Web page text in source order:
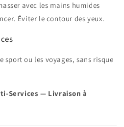
avec les mains humides
Éviter le contour des yeux.
sport ou les voyages, sans risque
Services — Livraison à